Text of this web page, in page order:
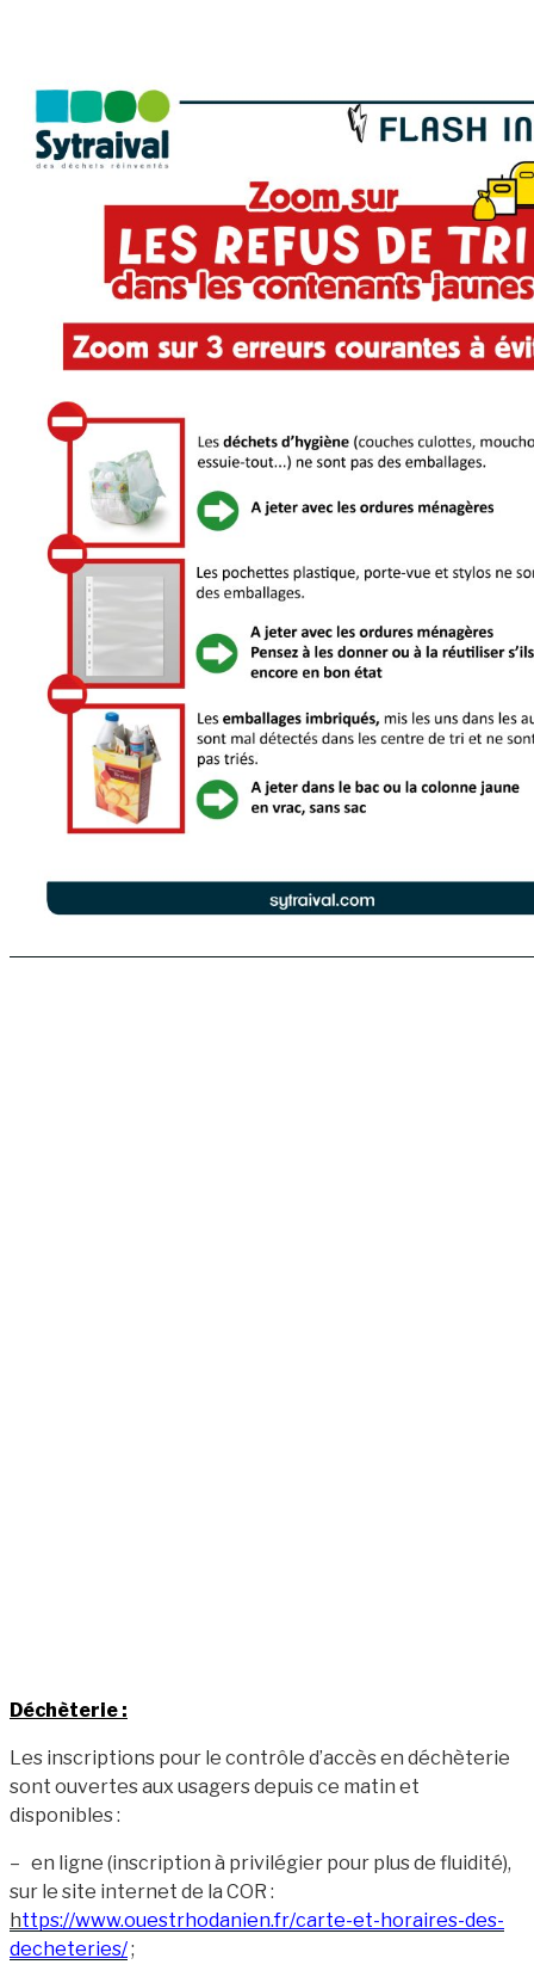
Déchèterie :
Les inscriptions pour le contrôle d’accès en déchèterie
sont ouvertes aux usagers depuis ce matin et
disponibles :
– en ligne (inscription à privilégier pour plus de fluidité),
sur le site internet de la COR :
https://www.ouestrhodanien.fr/carte-et-horaires-des-
decheteries/;